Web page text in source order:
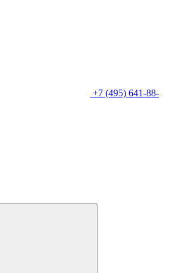
+7 (495) 641-88-